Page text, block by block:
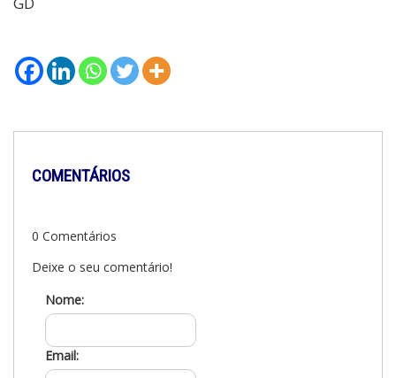
COMENTÁRIOS
0 Comentários
Deixe o seu comentário!
Nome:
Email: